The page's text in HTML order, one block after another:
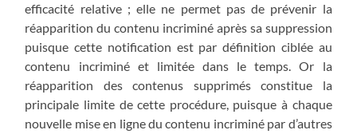
efficacité relative ; elle ne permet pas de prévenir la
réapparition du contenu incriminé après sa suppression
puisque cette notification est par définition ciblée au
contenu incriminé et limitée dans le temps. Or la
réapparition des contenus supprimés constitue la
principale limite de cette procédure, puisque à chaque
nouvelle mise en ligne du contenu incriminé par d’autres